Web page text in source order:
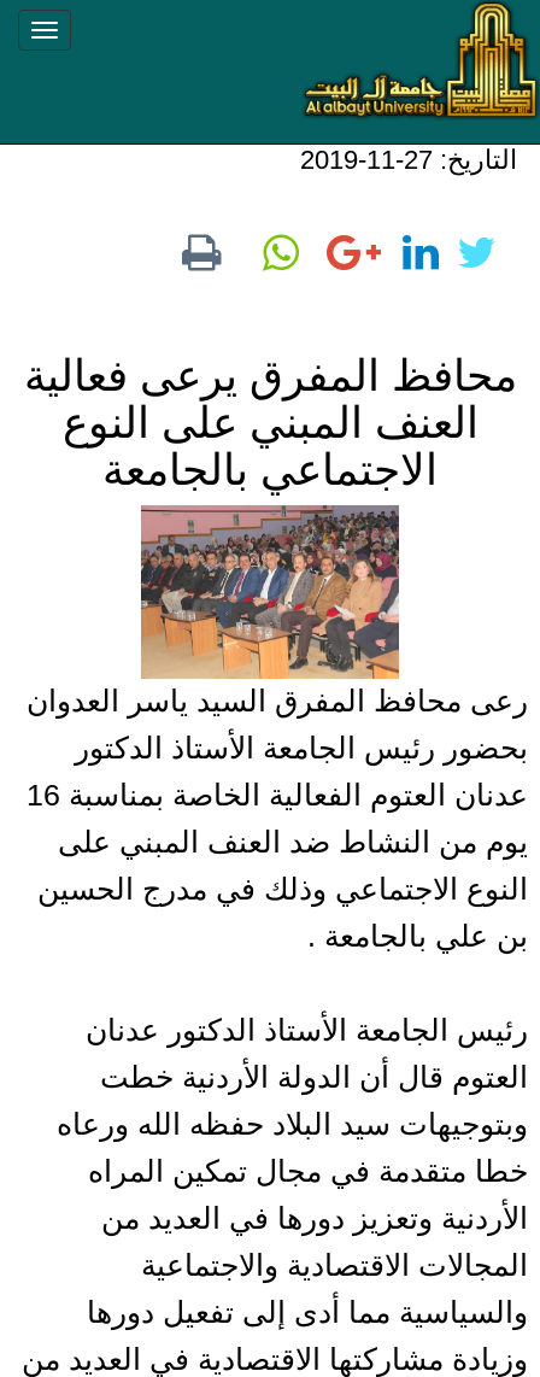
التاريخ: 27-11-2019
محافظ المفرق يرعى فعالية
العنف المبني على النوع
الاجتماعي بالجامعة
رعى محافظ المفرق السيد ياسر العدوان
بحضور رئيس الجامعة الأستاذ الدكتور
عدنان العتوم الفعالية الخاصة بمناسبة 16
يوم من النشاط ضد العنف المبني على
النوع الاجتماعي وذلك في مدرج الحسين
بن علي بالجامعة .
رئيس الجامعة الأستاذ الدكتور عدنان
العتوم قال أن الدولة الأردنية خطت
وبتوجيهات سيد البلاد حفظه الله ورعاه
خطا متقدمة في مجال تمكين المراه
الأردنية وتعزيز دورها في العديد من
المجالات الاقتصادية والاجتماعية
والسياسية مما أدى إلى تفعيل دورها
وزيادة مشاركتها الاقتصادية في العديد من